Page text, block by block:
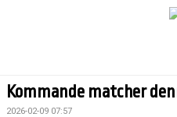
KALENDER
Kommande matcher
2026-02-09 07:57